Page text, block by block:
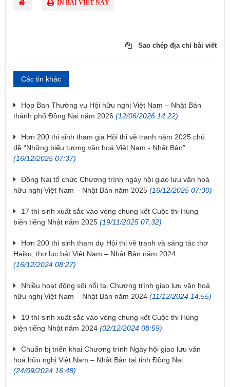
IN BÀI VIẾT NÀY
Sao chép địa chỉ bài viết
Các tin khác
Họp Ban Thường vụ Hội hữu nghị Việt Nam – Nhật Bản
thành phố Đồng Nai năm 2026 (12/06/2026 14:22)
Hơn 200 thi sinh tham gia Hội thi vẽ tranh năm 2025 chủ
đề “Những biểu tượng văn hoá Việt Nam - Nhật Bản”
(16/12/2025 07:37)
Đồng Nai tổ chức Chương trình ngày hội giao lưu văn hoá
hữu nghị Việt Nam – Nhật Bản năm 2025 (16/12/2025 07:30)
17 thí sinh xuất sắc vào vòng chung kết Cuộc thi Hùng
biện tiếng Nhật năm 2025 (19/11/2025 07:32)
Hơn 200 thí sinh tham dự Hội thi vẽ tranh và sáng tác thơ
Haiku, thơ lục bát Việt Nam – Nhật Bản năm 2024
(16/12/2024 08:27)
Nhiều hoạt động sôi nổi tại Chương trình giao lưu văn hoá
hữu nghị Việt Nam – Nhật Bản năm 2024 (11/12/2024 14:55)
10 thí sinh xuất sắc vào vòng chung kết Cuộc thi Hùng
biện tiếng Nhật năm 2024 (02/12/2024 08:59)
Chuẩn bị triển khai Chương trình Ngày hội giao lưu văn
hoá hữu nghị Việt Nam – Nhật Bản tại tỉnh Đồng Nai
(24/09/2024 16:48)